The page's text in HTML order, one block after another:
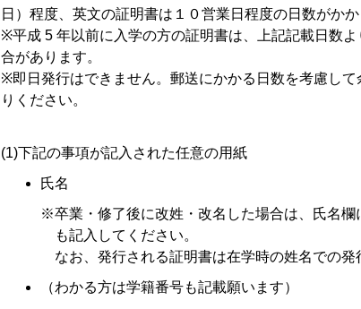
日）程度、英文の証明書は１０営業日程度の日数がかか
※平成 5 年以前に入学の方の証明書は、上記記載日数
合があります。
※即日発行はできません。郵送にかかる日数を考慮して
りください。
(1)下記の事項が記入された任意の用紙
氏名
※卒業・修了後に改姓・改名した場合は、氏名欄
も記入してください。
なお、発行される証明書は在学時の姓名での発
（わかる方は学籍番号も記載願います）